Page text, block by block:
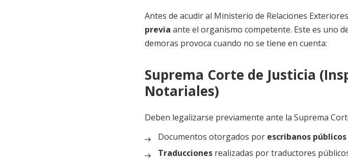
Antes de acudir al Ministerio de Relaciones
previa ante el organismo competente. Este es uno
demoras provoca cuando no se tiene en cuenta:
Suprema Corte de Justicia
Notariales)
Deben legalizarse previamente ante la Suprema
Documentos otorgados por escribanos públicos
Traduccionesrealizadas por traductores